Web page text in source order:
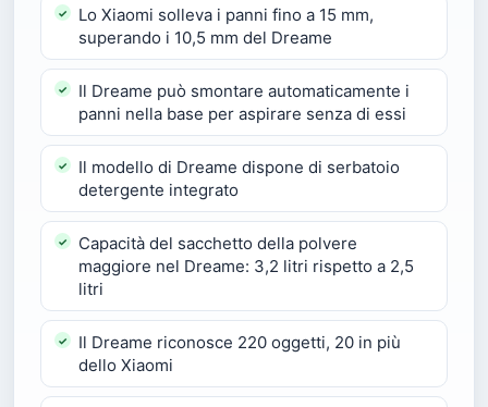
Lo Xiaomi solleva i panni fino a 15 mm,
superando i 10,5 mm del Dreame
Il Dreame può smontare automaticamente i
panni nella base per aspirare senza di essi
Il modello di Dreame dispone di serbatoio
detergente integrato
Capacità del sacchetto della polvere
maggiore nel Dreame: 3,2 litri rispetto a 2,5
litri
Il Dreame riconosce 220 oggetti, 20 in più
dello Xiaomi